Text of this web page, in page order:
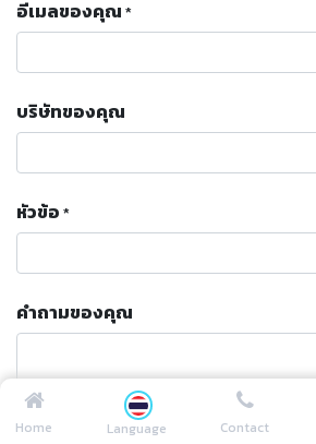
อีเมลของคุณ *
บริษัทของคุณ
หัวข้อ *
คำถามของคุณ
Home Language Contact